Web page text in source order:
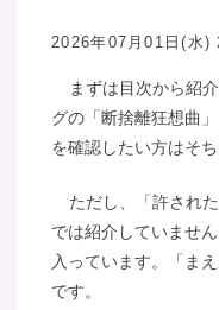
2026年07月01日(水)
まずは目次から紹
グの「断捨離狂想曲
を確認したい方はそち
ただし、「許され
では紹介していませ
入っています。「ま
です。